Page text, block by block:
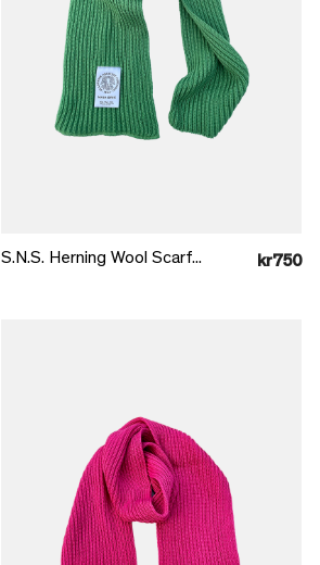
S.N.S. Herning Wool Scarf... kr750